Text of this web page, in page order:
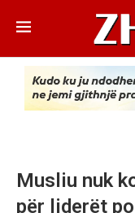
Musliu nuk
për liderët